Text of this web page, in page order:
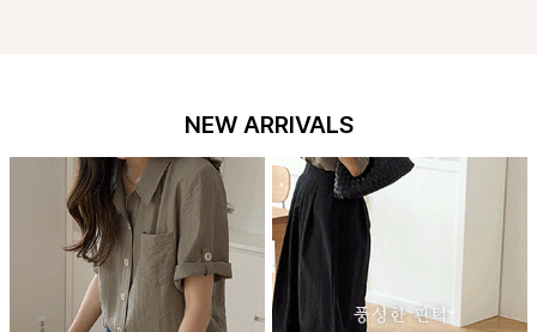
NEW ARRIVALS